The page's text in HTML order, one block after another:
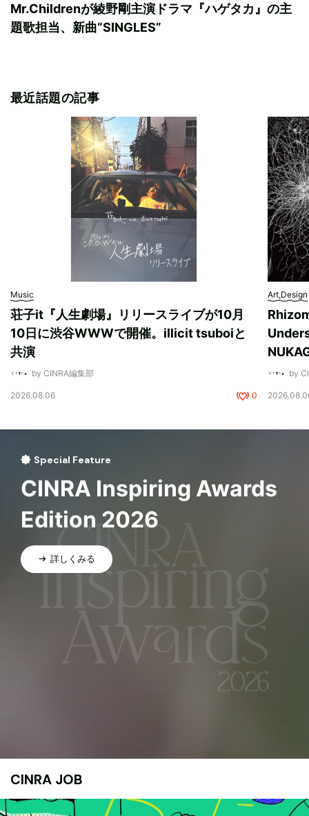
Mr.Childrenが綾野剛主演ドラマ『ハゲタカ』の主
題歌担当、新曲“SINGLES”
最近話題の記事
Music
荘子it『人生劇場』リリースライブが10月
10日に渋谷WWWで開催。illicit tsuboiと
共演
by CINRA編集部
2026.08.06 0
Art,Design
by
Special Feature
CINRA Inspiring Awards
Edition 2026
詳しくみる
CINRA JOB